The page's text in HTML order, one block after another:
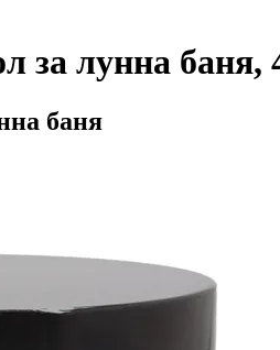
за лунна баня,
баня